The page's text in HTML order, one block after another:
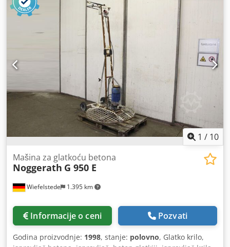
1 / 10
Wiefelstede 1.395 km
Mašina za glatkoću betona
Noggerath G 950 E
Informacije o ceni Pozvati
Godina proizvodnje: 1998, stanje: polovno, Glatko krilo,